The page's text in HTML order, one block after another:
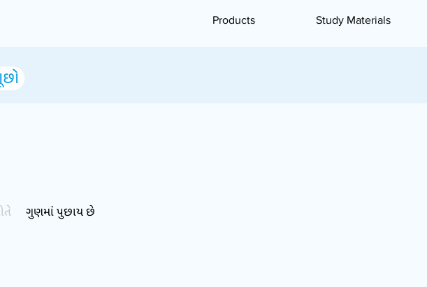
Products Study Materials
ગુણમાં પુછાય છે